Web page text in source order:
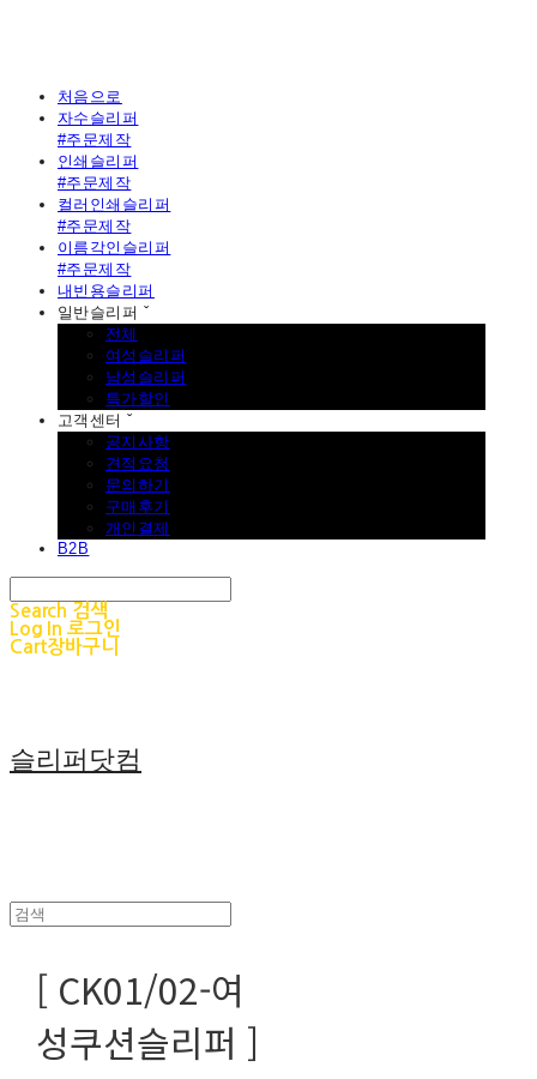
처음으로
자수슬리퍼
#주문제작
인쇄슬리퍼
#주문제작
컬러인쇄슬리퍼
#주문제작
이름각인슬리퍼
#주문제작
내빈용슬리퍼
일반슬리퍼 ˇ
전체
여성슬리퍼
남성슬리퍼
특가할인
고객센터 ˇ
공지사항
견적요청
문의하기
구매후기
개인결제
B2B
Search 검색
Log In 로그인
Cart장바구니
슬리퍼닷컴
[ CK01/02-여
성쿠션슬리퍼 ]